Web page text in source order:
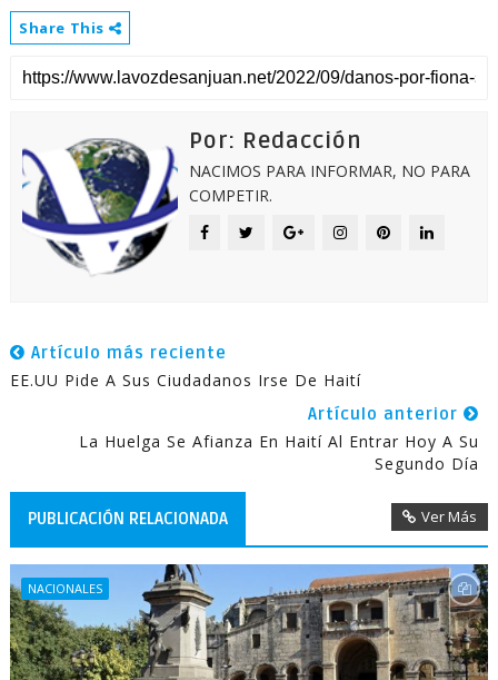
Share This
Por: Redacción
NACIMOS PARA INFORMAR, NO PARA
COMPETIR.
Artículo más reciente
EE.UU Pide A Sus Ciudadanos Irse De Haití
Artículo anterior
La Huelga Se Afianza En Haití Al Entrar Hoy A Su
Segundo Día
PUBLICACIÓN RELACIONADA Ver Más
NACIONALES